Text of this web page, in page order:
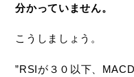
分かっていません。
こうしましょう。
”RSIが３０以下、